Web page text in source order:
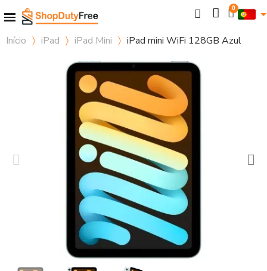
Início iPad iPad Mini iPad mini WiFi 128GB Azul